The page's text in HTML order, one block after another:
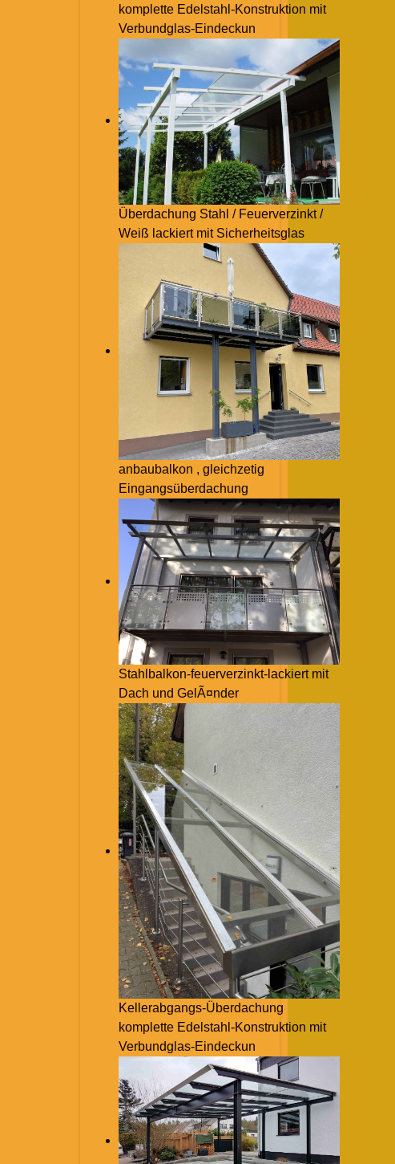
komplette Edelstahl-Konstruktion mit
Verbundglas-Eindeckun
Überdachung Stahl / Feuerverzinkt /
Weiß lackiert mit Sicherheitsglas
anbaubalkon , gleichzetig
Eingangsüberdachung
Stahlbalkon-feuerverzinkt-lackiert mit
Dach und GelÃ¤nder
Kellerabgangs-Überdachung
komplette Edelstahl-Konstruktion mit
Verbundglas-Eindeckun